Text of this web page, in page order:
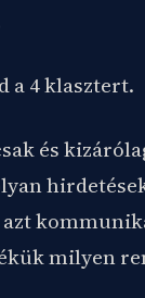
a 4 klasztert.
és
milyen